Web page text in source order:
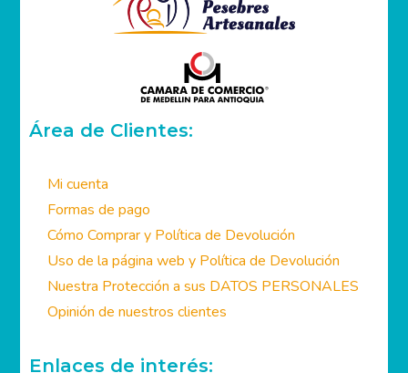
Área de Clientes:
Mi cuenta
Formas de pago
Cómo Comprar y Política de Devolución
Uso de la página web y Política de Devolución
Nuestra Protección a sus DATOS PERSONALES
Opinión de nuestros clientes
Enlaces de interés: